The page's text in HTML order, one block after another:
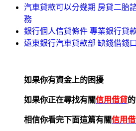
汽車貸款可以分幾期 房貸二胎
務
銀行個人信貸條件 專業銀行貸
遠東銀行汽車貸款部 缺錢借錢
如果你有資金上的困擾
如果你正在尋找有關信用借貸
相信你看完下面這篇有關信用